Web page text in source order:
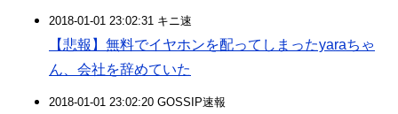
2018-01-01 23:02:31 キニ速
【悲報】無料でイヤホンを配ってしまったyaraちゃ
ん、会社を辞めていた
2018-01-01 23:02:20 GOSSIP速報